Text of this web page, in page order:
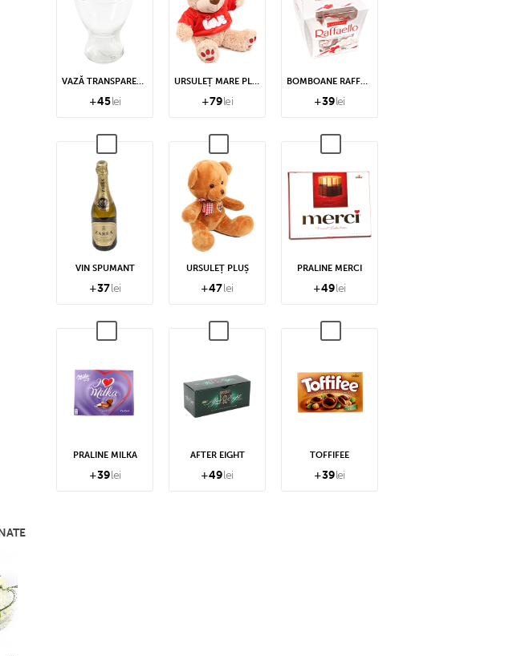
VAZĂ TRANSPARENTĂ
+45lei
URSULEȚ MARE PLUȘ
+79lei
BOMBOANE RAFFAELLO
+39lei
VIN SPUMANT
+37lei
URSULEȚ PLUȘ
+47lei
PRALINE MERCI
+49lei
PRALINE MILKA
+39lei
AFTER EIGHT
+49lei
TOFFIFEE
+39lei